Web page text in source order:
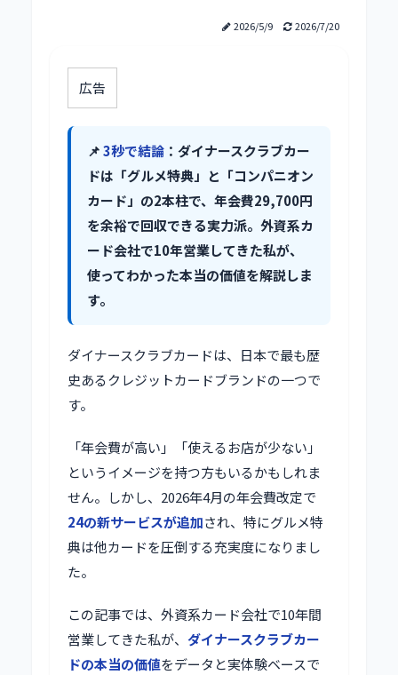
2026/5/9 2026/7/20
広告
📌3秒で結論 ：ダイナースクラブカー
ドは「グルメ特典」と「コンパニオン
カード」の2本柱で、年会費29,700円
を余裕で回収できる実力派。外資系カ
ード会社で10年営業してきた私が、
使ってわかった本当の価値を解説しま
す。
ダイナースクラブカードは、日本で最も歴
史あるクレジットカードブランドの一つで
す。
「年会費が高い」「使えるお店が少ない」
というイメージを持つ方もいるかもしれま
せん。しかし、2026年4月の年会費改定で
24の新サービスが追加され、特にグルメ特
典は他カードを圧倒する充実度になりまし
た。
この記事では、外資系カード会社で10年間
営業してきた私が、 ダイナースクラブカー
ドの本当の価値をデータと実体験ベースで